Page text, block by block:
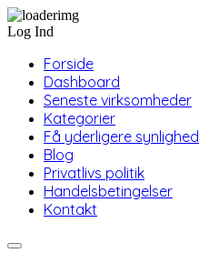
Log Ind
Forside
Dashboard
Seneste virksomheder
Kategorier
Få yderligere synlighed
Blog
Privatlivs politik
Handelsbetingelser
Kontakt